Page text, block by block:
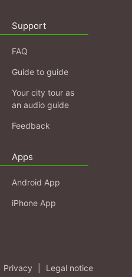
Support
FAQ
Guide to guide
Your city tour as
an audio guide
Feedback
Apps
Android App
iPhone App
Privacy Legal notice